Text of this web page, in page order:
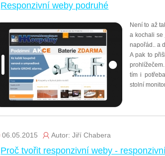
Responzivní weby podruhé
Není to až
a kochali se
napořád.. a
A pak to
tím i
stolní
06.05.2015 Autor: Jiří Chabera
Proč tvořit responzivní weby -